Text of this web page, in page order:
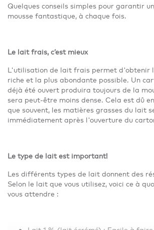
Quelques conseils simples pour garantir
mousse fantastique, à chaque fois.
Le lait frais, c’est mieux
L'utilisation de lait frais permet d'obtenir
riche et la plus abondante possible. Un
déjà été ouvert produira toujours de la
sera peut-être moins dense. Cela est dû
que souvent, les matières grasses du lait
immédiatement après l'ouverture du
Le type de lait est important!
Les différents types de lait donnent des
Selon le lait que vous utilisez, voici ce à
vous attendre :